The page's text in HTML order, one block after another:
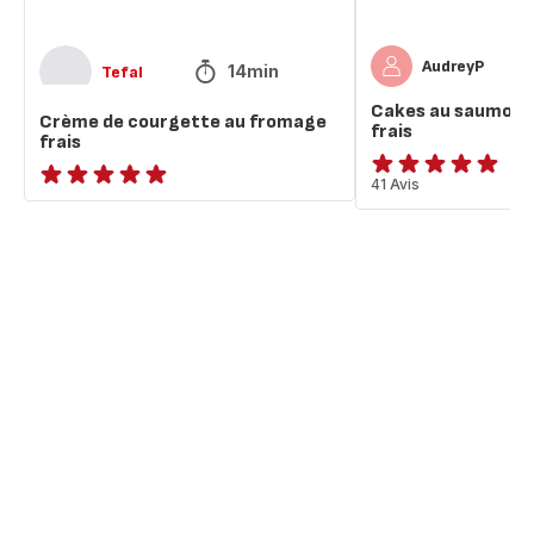
Tefal 14min
Crème de courgette au fromage
frais
ratings.NaN
AudreyP
Cakes au
frais
ratings.4.9
41 Avis